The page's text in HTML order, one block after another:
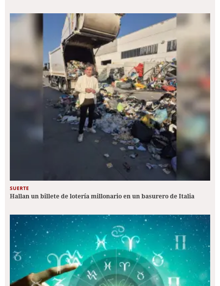
SUERTE
Hallan un billete de lotería millonario en un basurero de Italia